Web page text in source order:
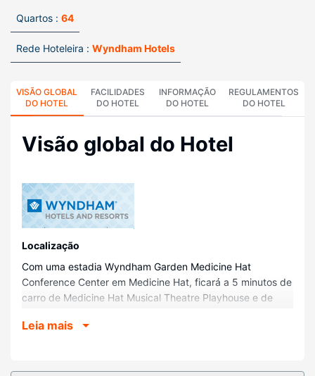
Quartos : 64
Rede Hoteleira : Wyndham Hotels
VISÃO GLOBAL
DO HOTEL
FACILIDADES
DO HOTEL
INFORMAÇÃO
DO HOTEL
REGULAMENTOS
DO HOTEL
Visão global do Hotel
Localização
Com uma estadia Wyndham Garden Medicine Hat
Conference Center em Medicine Hat, ficará a 5 minutos de
carro de Medicine Hat Musical Theatre Playhouse e de
km (1,8 mi) de Riverside Veterans' Memorial Park e a 3,8
Leia mais